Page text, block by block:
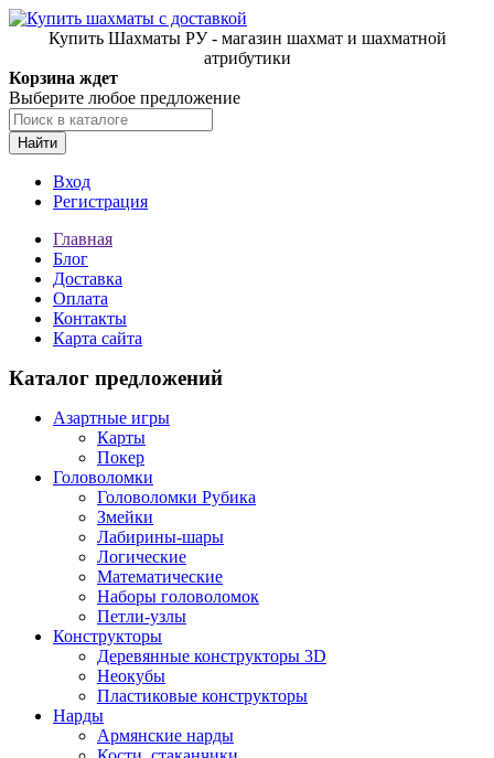
Купить Шахматы РУ - магазин шахмат и шахматной
атрибутики
Корзина ждет
Выберите любое предложение
Найти
Вход
Регистрация
Главная
Блог
Доставка
Оплата
Контакты
Карта сайта
Каталог предложений
Азартные игры
Карты
Покер
Головоломки
Головоломки Рубика
Змейки
Лабирины-шары
Логические
Математические
Наборы головоломок
Петли-узлы
Конструкторы
Деревянные конструкторы 3D
Неокубы
Пластиковые конструкторы
Нарды
Армянские нарды